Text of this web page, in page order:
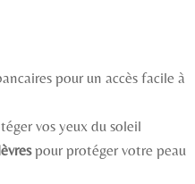
pour un accès facile à
vos yeux du soleil
pour protéger votre peau